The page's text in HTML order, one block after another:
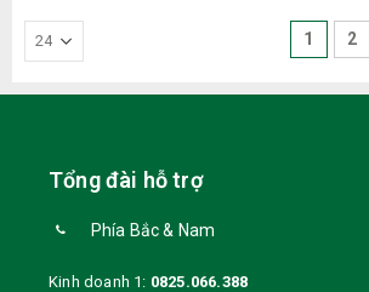
1 2
Tổng đài hỗ trợ
Phía Bắc & Nam
Kinh doanh 1: 0825.066.388